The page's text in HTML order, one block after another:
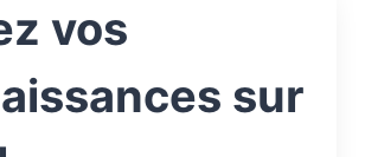
vos
sur